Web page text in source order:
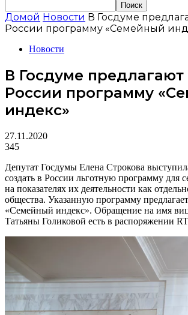
Домой Новости В Госдуме
России программу «Семейный
Новости
В Госдуме предлагают
России программу
индекс»
27.11.2020
345
Депутат Госдумы Елена Строкова
создать в России льготную программу для
на показателях их деятельности как
общества. Указанную программу
«Семейный индекс». Обращение на имя
Татьяны Голиковой есть в распоряжении